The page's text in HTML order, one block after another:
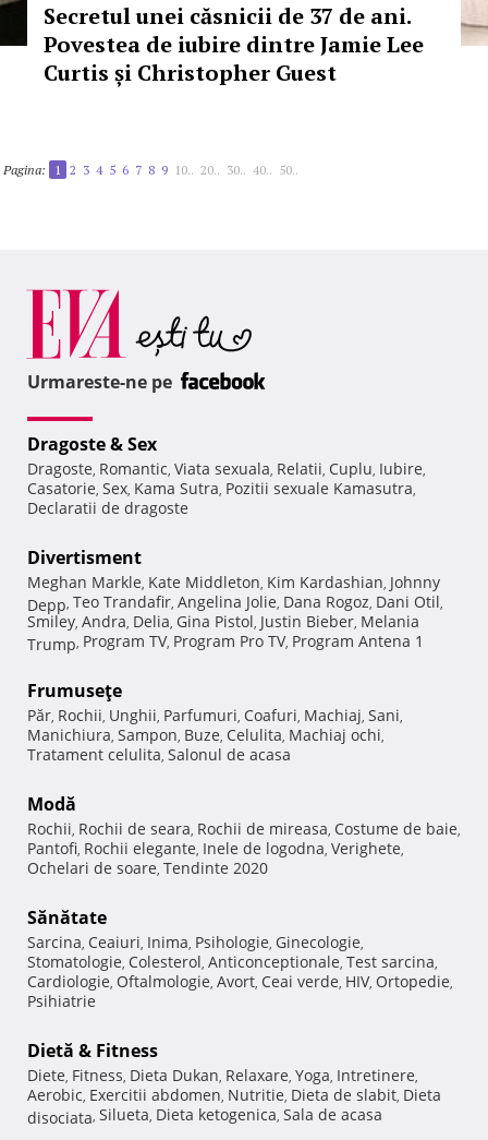
Secretul unei căsnicii de 37 de ani.
Povestea de iubire dintre Jamie Lee
Curtis și Christopher Guest
Pagina: 1 2 3 4 5 6 7 8 9 10.. 20.. 30.. 40.. 50..
Urmareste-ne pe
Dragoste & Sex
Dragoste, Romantic, Viata sexuala, Relatii, Cuplu, Iubire,
Casatorie, Sex, Kama Sutra, Pozitii sexuale Kamasutra,
Declaratii de dragoste
Divertisment
Meghan Markle, Kate Middleton, Kim Kardashian, Johnny
Depp, Teo Trandafir, Angelina Jolie, Dana Rogoz, Dani Otil,
Smiley, Andra, Delia, Gina Pistol, Justin Bieber, Melania
Trump, Program TV, Program Pro TV, Program Antena 1
Frumuseţe
Păr, Rochii, Unghii, Parfumuri, Coafuri, Machiaj, Sani,
Manichiura, Sampon, Buze, Celulita, Machiaj ochi,
Tratament celulita, Salonul de acasa
Modă
Rochii, Rochii de seara, Rochii de mireasa, Costume de baie,
Pantofi, Rochii elegante, Inele de logodna, Verighete,
Ochelari de soare, Tendinte 2020
Sănătate
Sarcina, Ceaiuri, Inima, Psihologie, Ginecologie,
Stomatologie, Colesterol, Anticonceptionale, Test sarcina,
Cardiologie, Oftalmologie, Avort, Ceai verde, HIV, Ortopedie,
Psihiatrie
Dietă & Fitness
Diete, Fitness, Dieta Dukan, Relaxare, Yoga, Intretinere,
Aerobic, Exercitii abdomen, Nutritie, Dieta de slabit, Dieta
disociata, Silueta, Dieta ketogenica, Sala de acasa